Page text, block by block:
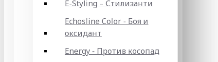
E-Styling – Стилизанти
Echosline Color - Боя и
оксидант
Energy - Против косопад